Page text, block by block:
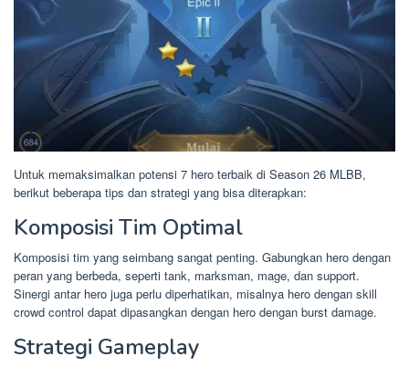
Untuk memaksimalkan potensi 7 hero terbaik di Season 26 MLBB,
berikut beberapa tips dan strategi yang bisa diterapkan:
Komposisi Tim Optimal
Komposisi tim yang seimbang sangat penting. Gabungkan hero dengan
peran yang berbeda, seperti tank, marksman, mage, dan support.
Sinergi antar hero juga perlu diperhatikan, misalnya hero dengan skill
crowd control dapat dipasangkan dengan hero dengan burst damage.
Strategi Gameplay